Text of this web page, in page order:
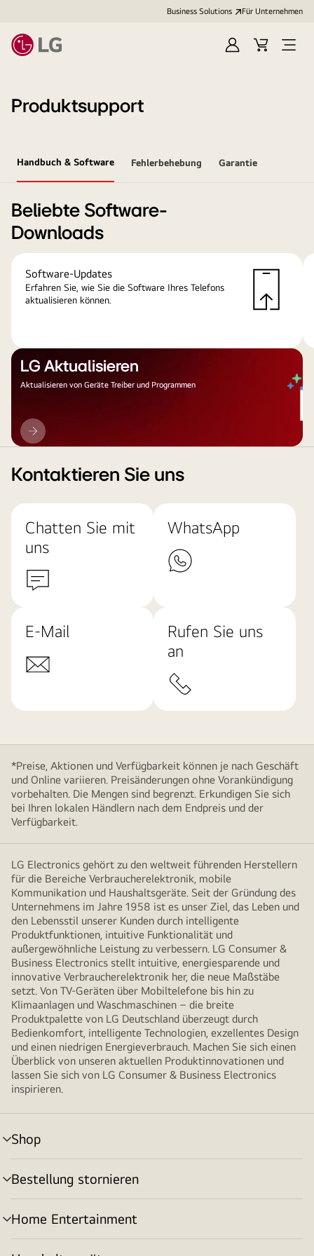
Business Solutions Für Unternehmen
Anmelden
Cart
Open
Produktsupport
Handbuch & Software Fehlerbehebung Garantie
Beliebte Software-
Downloads
Software-Updates
Erfahren Sie, wie Sie die Software Ihres Telefons
aktualisieren können.
LG Aktualisieren
Aktualisieren von Geräte Treiber und Programmen
LG
Aktualisieren
Kontaktieren Sie uns
Chatten Sie mit
uns
WhatsApp
E-Mail
Rufen Sie uns
an
*Preise, Aktionen und Verfügbarkeit können je nach Geschäft
und Online variieren. Preisänderungen ohne Vorankündigung
vorbehalten. Die Mengen sind begrenzt. Erkundigen Sie sich
bei Ihren lokalen Händlern nach dem Endpreis und der
Verfügbarkeit.
LG Electronics gehört zu den weltweit führenden Herstellern
für die Bereiche Verbraucherelektronik, mobile
Kommunikation und Haushaltsgeräte. Seit der Gründung des
Unternehmens im Jahre 1958 ist es unser Ziel, das Leben und
den Lebensstil unserer Kunden durch intelligente
Produktfunktionen, intuitive Funktionalität und
außergewöhnliche Leistung zu verbessern. LG Consumer &
Business Electronics stellt intuitive, energiesparende und
innovative Verbraucherelektronik her, die neue Maßstäbe
setzt. Von TV-Geräten über Mobiltelefone bis hin zu
Klimaanlagen und Waschmaschinen – die breite
Produktpalette von LG Deutschland überzeugt durch
Bedienkomfort, intelligente Technologien, exzellentes Design
und einen niedrigen Energieverbrauch. Machen Sie sich einen
Überblick von unseren aktuellen Produktinnovationen und
lassen Sie sich von LG Consumer & Business Electronics
inspirieren.
Shop
Menü
umschalten
Bestellung stornieren
Menü
umschalten
Home Entertainment
Menü
umschalten